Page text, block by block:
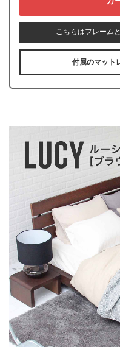
こちらはフレーム
付属のマット